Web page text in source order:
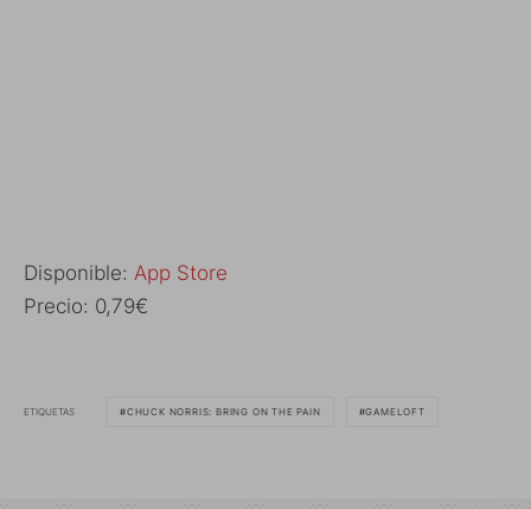
Disponible: App Store
Precio: 0,79€
ETIQUETAS CHUCK NORRIS: BRING ON THE PAIN GAMELOFT